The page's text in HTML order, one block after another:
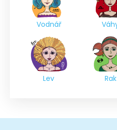
Vodnář
Lev Rak